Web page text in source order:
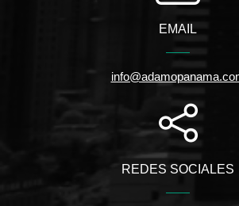
EMAIL
REDES SOCIALES